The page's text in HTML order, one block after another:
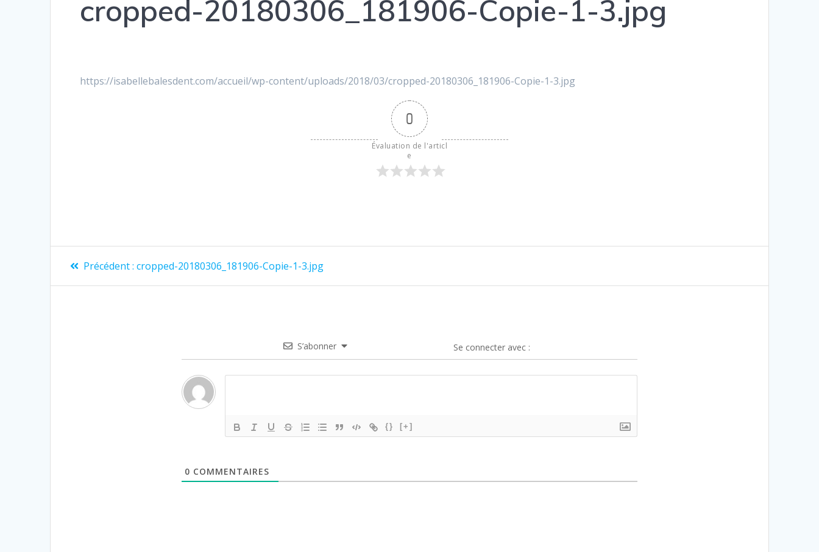
cropped-20180306_181906-Copie-1-3.jpg
https://isabellebalesdent.com/accueil/wp-content/uploads/2018/03/cropped-20180306_181906-Copie-1-3.jpg
0
Évaluation de l'articl
e
Précédent : cropped-20180306_181906-Copie-1-3.jpg
S’abonner Se connecter avec :
{} [+]
0 COMMENTAIRES